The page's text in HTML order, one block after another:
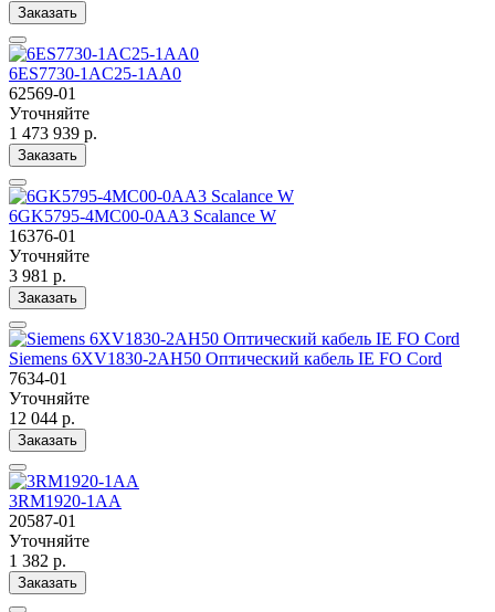
Заказать
6ES7730-1AC25-1AA0
62569-01
Уточняйте
1 473 939 р.
Заказать
6GK5795-4MC00-0AA3 Scalance W
16376-01
Уточняйте
3 981 р.
Заказать
Siemens 6XV1830-2AH50 Оптический кабель IE FO Cord
7634-01
Уточняйте
12 044 р.
Заказать
3RM1920-1AA
20587-01
Уточняйте
1 382 р.
Заказать